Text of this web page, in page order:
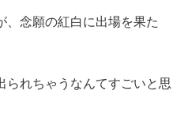
念願の紅白に出場を果た
れちゃうなんてすごいと思